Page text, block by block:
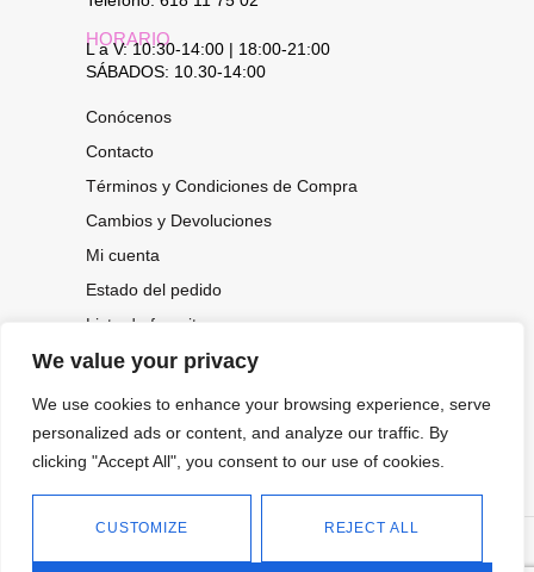
We value your privacy
We use cookies to enhance your browsing experience, serve
personalized ads or content, and analyze our traffic. By
clicking "Accept All", you consent to our use of cookies.
CUSTOMIZE REJECT ALL
HORARIO
L a V: 10:30-14:00 | 18:00-21:00
SÁBADOS: 10.30-14:00
Conócenos
Contacto
Términos y Condiciones de Compra
Cambios y Devoluciones
Mi cuenta
Estado del pedido
Lista de favoritos
CONOCE NUESTRAS NOVEDADES,
OFERTAS...
2026.